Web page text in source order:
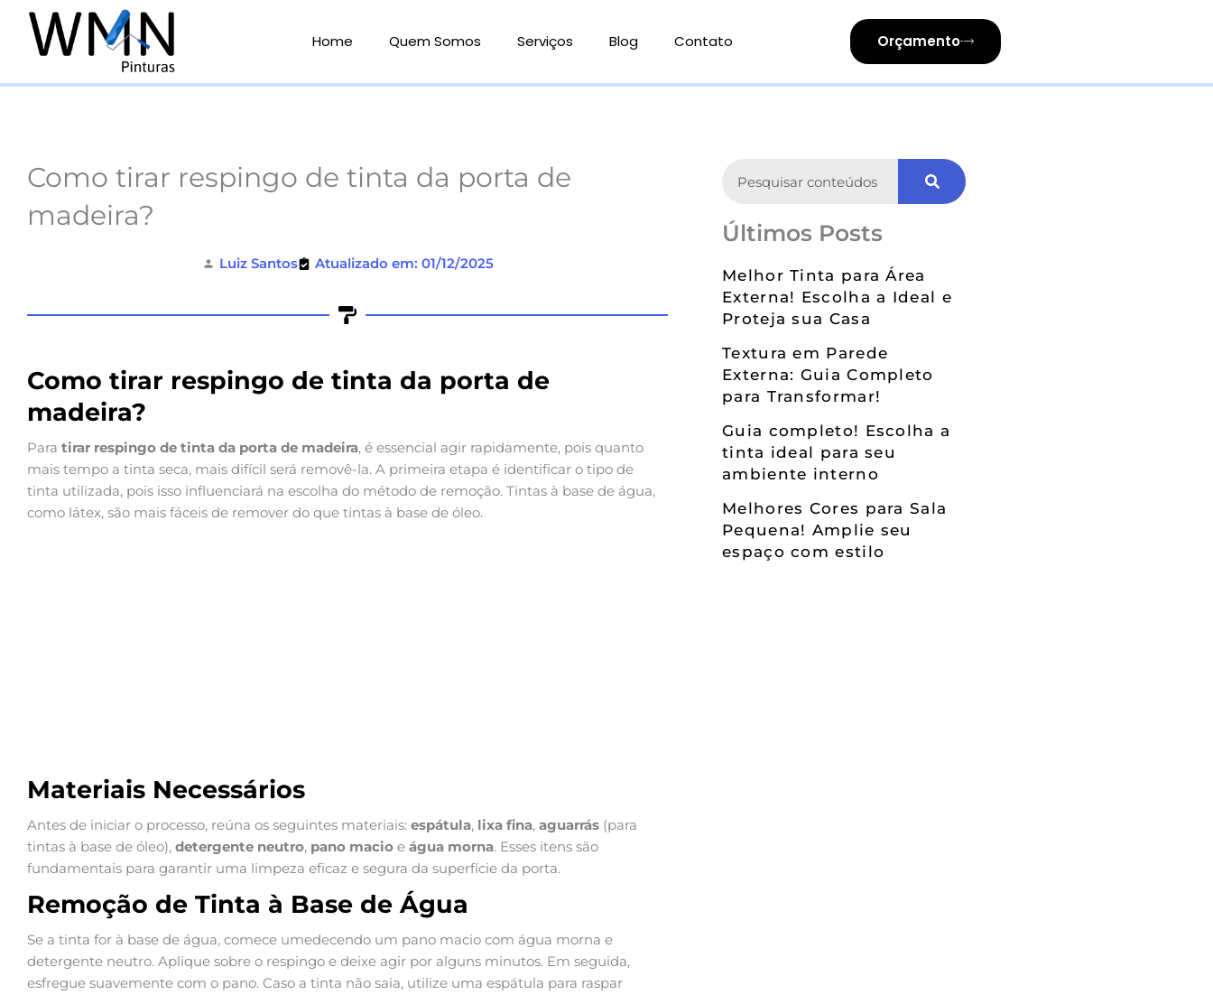
Home Quem Somos Serviços Blog Contato Orçamento
Como tirar respingo de tinta da porta de
madeira?
Luiz Santos Atualizado em: 01/12/2025
Como tirar respingo de tinta da porta de
madeira?
Para tirar respingo de tinta da porta de madeira, é essencial agir rapidamente, pois quanto
mais tempo a tinta seca, mais difícil será removê-la. A primeira etapa é identificar o tipo de
tinta utilizada, pois isso influenciará na escolha do método de remoção. Tintas à base de água,
como látex, são mais fáceis de remover do que tintas à base de óleo.
Materiais Necessários
Antes de iniciar o processo, reúna os seguintes materiais: espátula, lixa fina, aguarrás (para
tintas à base de óleo), detergente neutro, pano macio e água morna. Esses itens são
fundamentais para garantir uma limpeza eficaz e segura da superfície da porta.
Remoção de Tinta à Base de Água
Se a tinta for à base de água, comece umedecendo um pano macio com água morna e
detergente neutro. Aplique sobre o respingo e deixe agir por alguns minutos. Em seguida,
esfregue suavemente com o pano. Caso a tinta não saia, utilize uma espátula para raspar
Últimos Posts
Melhor Tinta para Área
Externa! Escolha a Ideal e
Proteja sua Casa
Textura em Parede
Externa: Guia Completo
para Transformar!
Guia completo! Escolha a
tinta ideal para seu
ambiente interno
Melhores Cores para Sala
Pequena! Amplie seu
espaço com estilo